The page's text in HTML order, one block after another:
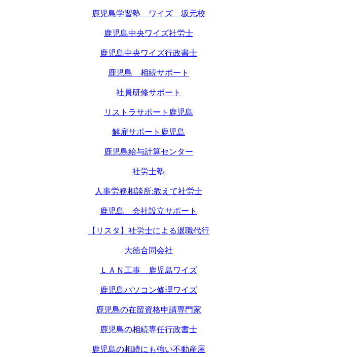
鹿児島学習塾 ワイズ 坂元校
鹿児島中央ワイズ社労士
鹿児島中央ワイズ行政書士
鹿児島 相続サポート
社員研修サポート
リストラサポート鹿児島
解雇サポート鹿児島
鹿児島給与計算センター
社労士塾
人事労務相談所:教えて社労士
鹿児島 会社設立サポート
【リスタ】社労士による退職代行
大徳合同会社
ＬＡＮ工事 鹿児島ワイズ
鹿児島パソコン修理ワイズ
鹿児島の在留資格申請専門家
鹿児島の相続専任行政書士
鹿児島の相続にも強い不動産屋